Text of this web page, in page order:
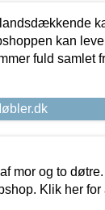
kan
fuld samlet
mor og to
Klik her for